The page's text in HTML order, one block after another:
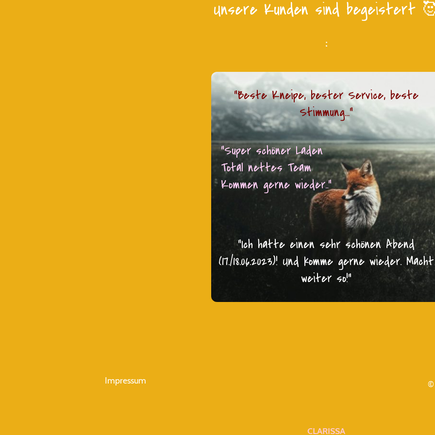
"Beste Kneipe, bester Service, beste
Stimmung…"
"Super schöner Laden
Total nettes Team
Kommen gerne wieder.."
"Ich hatte einen sehr schönen Abend
(17./18.06.2023)! Und komme gerne wieder. Macht
weiter so!"
Unsere Kunden sind begeistert
:
Impressum ©
CLARISSA